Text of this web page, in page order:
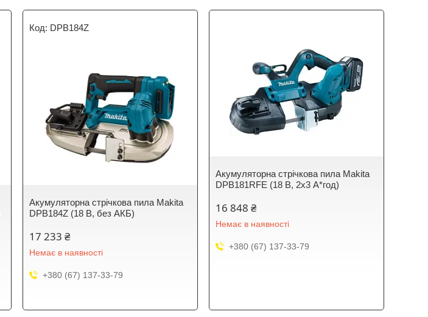
DPB184Z
Акумуляторна стрічкова пила Makita
DPB184Z (18 В, без АКБ)
17 233 ₴
Немає в наявності
+380 (67) 137-33-79
Акумуляторна стрічкова пила Makita
DPB181RFE (18 В, 2х3 А*год)
16 848 ₴
Немає в наявності
+380 (67) 137-33-79